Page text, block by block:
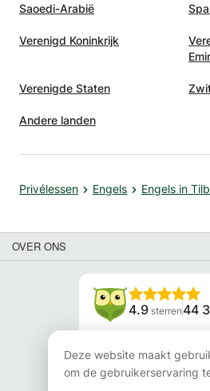
Saoedi-Arabië
Verenigd Koninkrijk
Verenigde Staten
Andere landen
Privélessen Engels Engels in
OVER ONS
4.9 sterren 44
Lees onze
Deze website maakt
om de gebruikerservaring